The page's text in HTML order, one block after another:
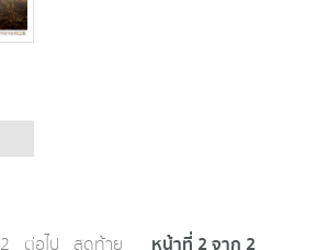
2 ต่อไป สุดท้าย หน้าที่ 2 จาก 2